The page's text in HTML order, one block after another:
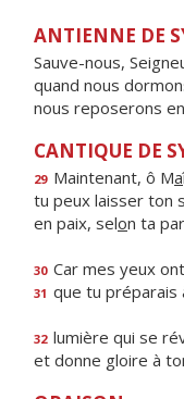
ANTIENNE DE
Sauve-nous,
quand nous
nous reposerons
CANTIQUE DE
29 Maintenant, ô Ma
tu peux laisser ton
en paix, selon ta
30 Car mes yeux
31 que tu préparais
32 lumière qui se
et donne gloire à